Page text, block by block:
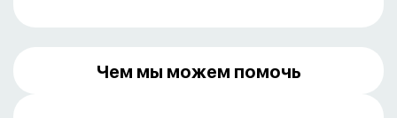
Чем мы можем помочь